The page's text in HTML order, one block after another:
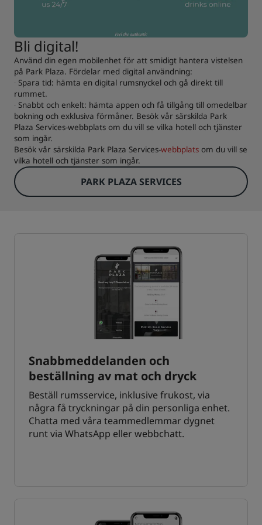
Bli digital!
Använd din egen mobilenhet för att smidigt hantera vistelsen
på Park Plaza. Fördelar med digital användning:
∙ Spara tid: hämta en digital rumsnyckel och gå direkt till
rummet.
∙ Snabbt och enkelt: hämta appen och få tillgång till omedelbar
bokning och exklusiva förmåner. Besök vår särskilda Park
Plaza Services-webbplats om du vill se vilka hotell och tjänster
som ingår.
Besök vår särskilda Park Plaza Services-webbplats om du vill se
vilka hotell och tjänster som ingår.
PARK PLAZA SERVICES
Snabbmeddelanden och
beställning av mat och dryck
Beställ rumsservice, inklusive frukost, via
några få tryckningar på din personliga enhet.
Chatta med våra teammedlemmar dygnet
runt via WhatsApp eller webbchatt.